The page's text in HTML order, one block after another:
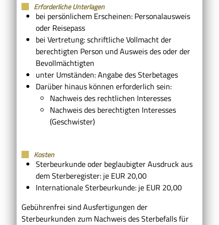
Erforderliche Unterlagen
bei persönlichem Erscheinen: Personalausweis
oder Reisepass
bei Vertretung: schriftliche Vollmacht der
berechtigten Person und Ausweis des oder der
Bevollmächtigten
unter Umständen: Angabe des Sterbetages
Darüber hinaus können erforderlich sein:
Nachweis des rechtlichen Interesses
Nachweis des berechtigten Interesses
(Geschwister)
Kosten
Sterbeurkunde oder beglaubigter Ausdruck aus
dem Sterberegister: je EUR 20,00
Internationale Sterbeurkunde: je EUR 20,00
Gebührenfrei sind Ausfertigungen der
Sterbeurkunden zum Nachweis des Sterbefalls für